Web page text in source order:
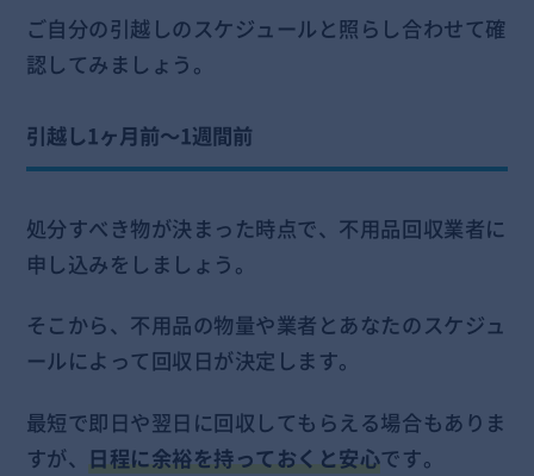
ご自分の引越しのスケジュールと照らし合わせて確
認してみましょう。
引越し1ヶ月前～1週間前
処分すべき物が決まった時点で、不用品回収業者に
申し込みをしましょう。
そこから、不用品の物量や業者とあなたのスケジュ
ールによって回収日が決定します。
最短で即日や翌日に回収してもらえる場合もありま
すが、日程に余裕を持っておくと安心です。